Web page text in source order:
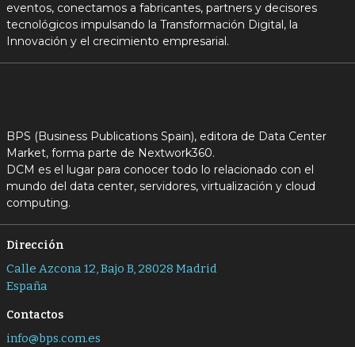
eventos, conectamos a fabricantes, partners y decisores
tecnológicos impulsando la Transformación Digital, la
Innovación y el crecimiento empresarial.
BPS (Business Publications Spain), editora de Data Center
Market, forma parte de Nextwork360.
DCM es el lugar para conocer todo lo relacionado con el
mundo del data center, servidores, virtualización y cloud
computing.
Dirección
Calle Azcona 12, Bajo B, 28028 Madrid
España
Contactos
info@bps.com.es